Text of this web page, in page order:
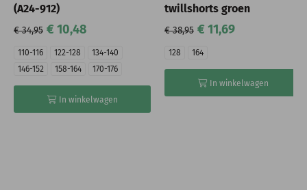
(A24-912)
€ 34,95 € 10,48
110-116 122-128
134-140
146-152
158-164 170-176
In winkelwagen
twillshorts groen
€ 38,95 € 11,69
128 164
In winkelwagen